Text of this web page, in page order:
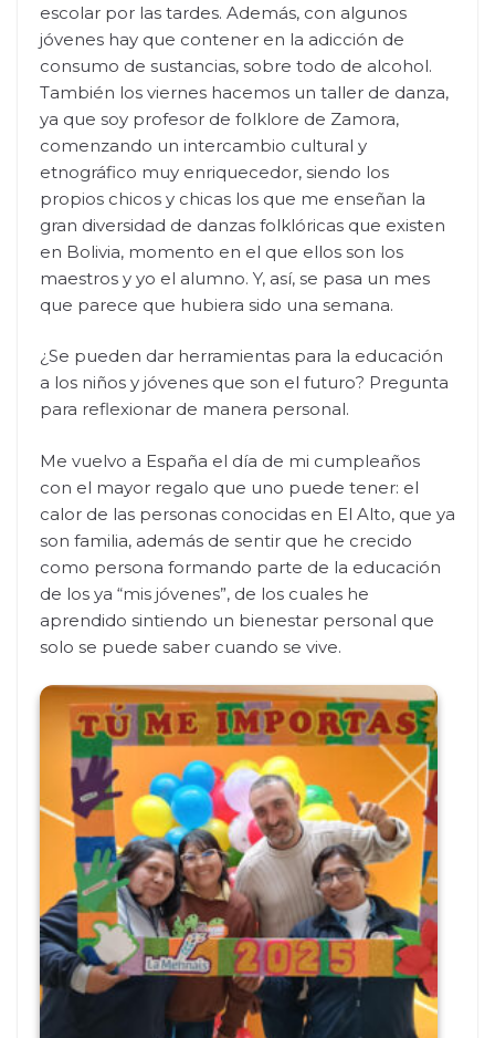
escolar por las tardes. Además, con algunos
jóvenes hay que contener en la adicción de
consumo de sustancias, sobre todo de alcohol.
También los viernes hacemos un taller de danza,
ya que soy profesor de folklore de Zamora,
comenzando un intercambio cultural y
etnográfico muy enriquecedor, siendo los
propios chicos y chicas los que me enseñan la
gran diversidad de danzas folklóricas que existen
en Bolivia, momento en el que ellos son los
maestros y yo el alumno. Y, así, se pasa un mes
que parece que hubiera sido una semana.
¿Se pueden dar herramientas para la educación
a los niños y jóvenes que son el futuro? Pregunta
para reflexionar de manera personal.
Me vuelvo a España el día de mi cumpleaños
con el mayor regalo que uno puede tener: el
calor de las personas conocidas en El Alto, que ya
son familia, además de sentir que he crecido
como persona formando parte de la educación
de los ya “mis jóvenes”, de los cuales he
aprendido sintiendo un bienestar personal que
solo se puede saber cuando se vive.